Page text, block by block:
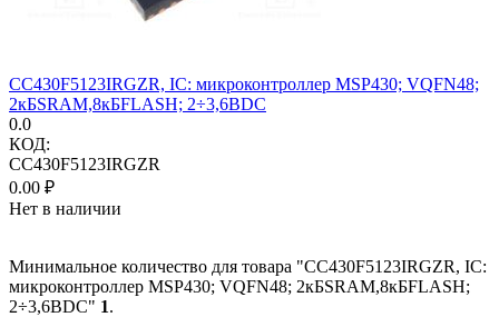
CC430F5123IRGZR, IC: микроконтроллер MSP430; VQFN48;
2кБSRAM,8кБFLASH; 2÷3,6ВDC
0.0
КОД:
CC430F5123IRGZR
0.00 ₽
Нет в наличии
Минимальное количество для товара "CC430F5123IRGZR, IC:
микроконтроллер MSP430; VQFN48; 2кБSRAM,8кБFLASH;
2÷3,6ВDC" 1.